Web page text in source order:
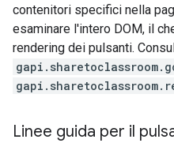
contenitori specifici nella
esaminare l'intero DOM, il
rendering dei pulsanti.
Linee guida per il